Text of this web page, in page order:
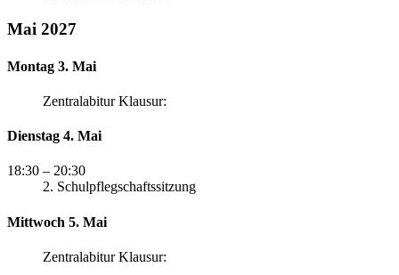
Mai 2027
Montag 3. Mai
Zentralabitur Klausur:
Dienstag 4. Mai
18:30 – 20:30
2. Schulpflegschaftssitzung
Mittwoch 5. Mai
Zentralabitur Klausur: